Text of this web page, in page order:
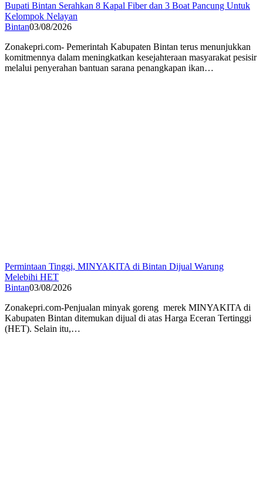
Bupati Bintan Serahkan 8 Kapal Fiber dan 3 Boat Pancung Untuk
Kelompok Nelayan
Bintan03/08/2026
Zonakepri.com- Pemerintah Kabupaten Bintan terus menunjukkan
komitmennya dalam meningkatkan kesejahteraan masyarakat pesisir
melalui penyerahan bantuan sarana penangkapan ikan…
Permintaan Tinggi, MINYAKITA di Bintan Dijual Warung
Melebihi HET
Bintan03/08/2026
Zonakepri.com-Penjualan minyak goreng merek MINYAKITA di
Kabupaten Bintan ditemukan dijual di atas Harga Eceran Tertinggi
(HET). Selain itu,…